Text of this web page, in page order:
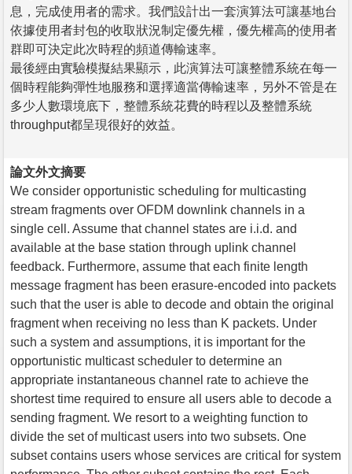
息，完成使用者的需求。我們設計出一套演算法可讓基地台
依據使用者封包的收取狀況制定優先權，優先權高的使用者
群即可決定此次時程的頻道傳輸速率。
最後經由實驗模擬結果顯示，此演算法可讓整體系統在每一
個時程能夠彈性地服務和選擇適當傳輸速率，另外不管是在
多少人數環境底下，整體系統花費的時程以及整體系統
throughput都呈現很好的效益。
論文外文摘要
We consider opportunistic scheduling for multicasting
stream fragments over OFDM downlink channels in a
single cell. Assume that channel states are i.i.d. and
available at the base station through uplink channel
feedback. Furthermore, assume that each finite length
message fragment has been erasure-encoded into packets
such that the user is able to decode and obtain the original
fragment when receiving no less than K packets. Under
such a system and assumptions, it is important for the
opportunistic multicast scheduler to determine an
appropriate instantaneous channel rate to achieve the
shortest time required to ensure all users able to decode a
sending fragment. We resort to a weighting function to
divide the set of multicast users into two subsets. One
subset contains users whose services are critical for system